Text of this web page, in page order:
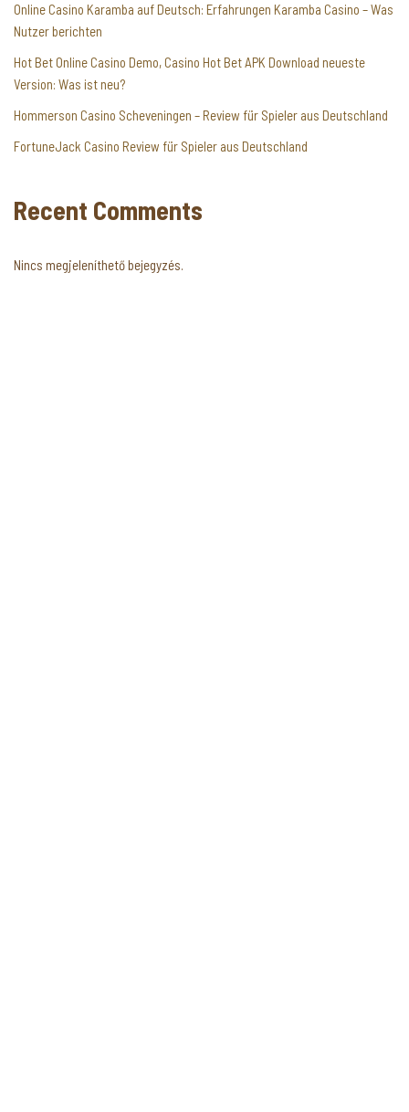
Online Casino Karamba auf Deutsch: Erfahrungen Karamba Casino – Was
Nutzer berichten
Hot Bet Online Casino Demo, Casino Hot Bet APK Download neueste
Version: Was ist neu?
Hommerson Casino Scheveningen – Review für Spieler aus Deutschland
FortuneJack Casino Review für Spieler aus Deutschland
Recent Comments
Nincs megjeleníthető bejegyzés.